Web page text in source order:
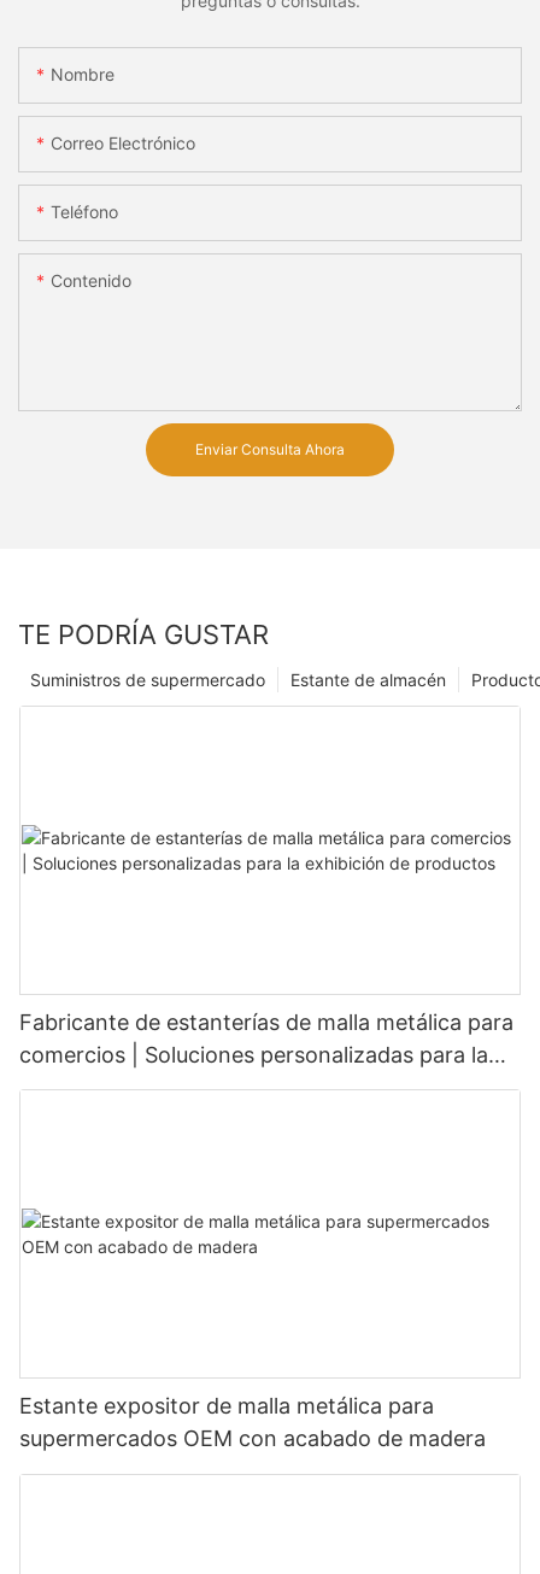
Nombre
Correo Electrónico
Teléfono
Contenido
Enviar Consulta Ahora
TE PODRÍA GUSTAR
Estante de almacén
Suministros de supermercado
Fabricante de estanterías de malla metálica para
comercios | Soluciones personalizadas para la
exhibición de productos
Estante expositor de malla metálica para
supermercados OEM con acabado de madera